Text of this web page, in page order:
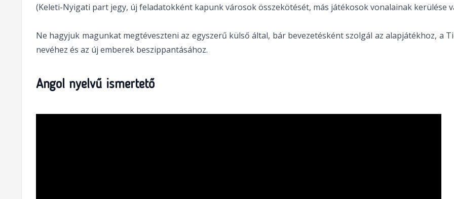
(Keleti-Nyigati part jegy, új feladatokként kapunk városok összekötését, más játékosok vonalainak kerülése
Ne hagyjuk magunkat megtéveszteni az egyszerű külső által, bár bevezetésként szolgál az alapjátékhoz, a
nevéhez és az új emberek beszippantásához.
Angol nyelvű ismertető